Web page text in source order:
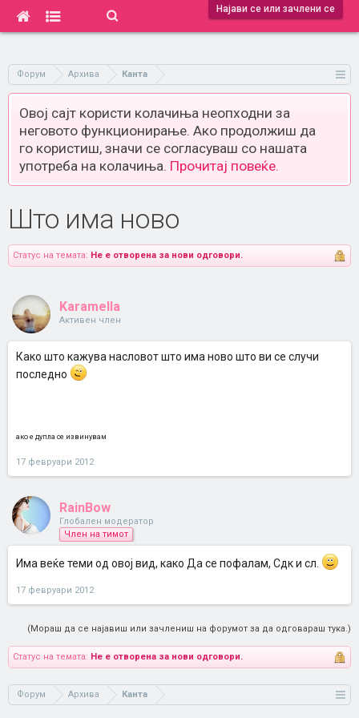
Најави се или зачлени се
Форум Архива Канта
Овој сајт користи колачиња неопходни за
неговото функционирање. Ако продолжиш да
го користиш, значи се согласуваш со нашата
употреба на колачиња. Прочитај повеќе.
Што има ново
Статус на темата: Не е отворена за нови одговори.
Karamella
Активен член
Како што кажува насловот што има ново што ви се случи
последно
ако е дупла се извинувам
17 февруари 2012
RainBow
Глобален модератор
Член на тимот
Има веќе теми од овој вид, како Да се пофалам, Сдк и сл.
17 февруари 2012
(Мораш да се најавиш или зачлениш на форумот за да одговараш тука.)
Статус на темата: Не е отворена за нови одговори.
Форум Архива Канта